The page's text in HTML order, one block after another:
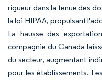
rigueur dans la tenue des
la loi HIPAA, propulsant
La hausse des
compagnie du Canada
du secteur, augmentant
pour les établissements.